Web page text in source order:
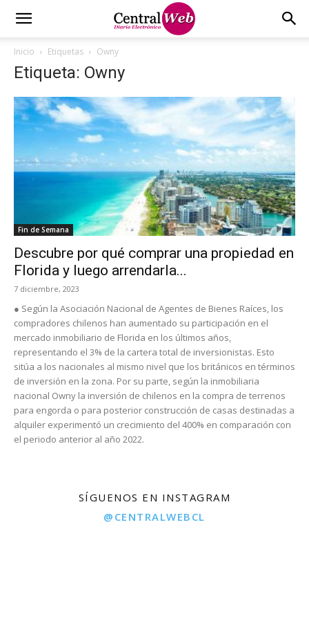
Inicio Etiquetas Owny
Etiqueta: Owny
Fin de Semana
Descubre por qué comprar una propiedad en
Florida y luego arrendarla...
7 diciembre, 2023
● Según la Asociación Nacional de Agentes de Bienes Raíces, los
compradores chilenos han aumentado su participación en el
mercado inmobiliario de Florida en los últimos años,
representando el 3% de la cartera total de inversionistas. Esto
sitúa a los nacionales al mismo nivel que los británicos en términos
de inversión en la zona. Por su parte, según la inmobiliaria
nacional Owny la inversión de chilenos en la compra de terrenos
para engorda o para posterior construcción de casas destinadas a
alquiler experimentó un crecimiento del 400% en comparación con
el periodo anterior al año 2022.
SÍGUENOS EN INSTAGRAM
@CENTRALWEBCL